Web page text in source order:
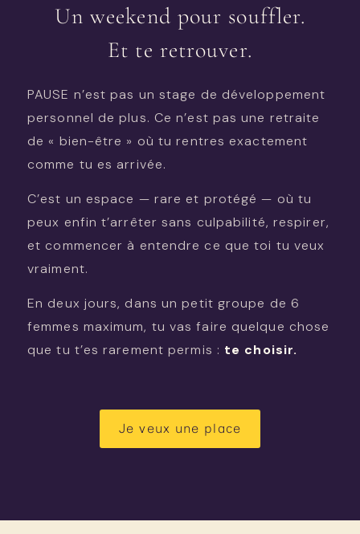
Un weekend pour souffler.
Et te retrouver.
PAUSE n’est pas un stage de développement
personnel de plus. Ce n’est pas une retraite
de « bien-être » où tu rentres exactement
comme tu es arrivée.
C’est un espace — rare et protégé — où tu
peux enfin t’arrêter sans culpabilité, respirer,
et commencer à entendre ce que toi tu veux
vraiment.
En deux jours, dans un petit groupe de 6
femmes maximum, tu vas faire quelque chose
que tu t’es rarement permis : te choisir.
Je veux une place